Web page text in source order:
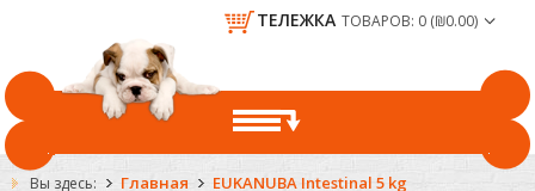
ТЕЛЕЖКА ТОВАРОВ: 0 (₪0.00)
ГЛАВНАЯ
Вы здесь: Главная EUKANUBA Intestinal 5 kg